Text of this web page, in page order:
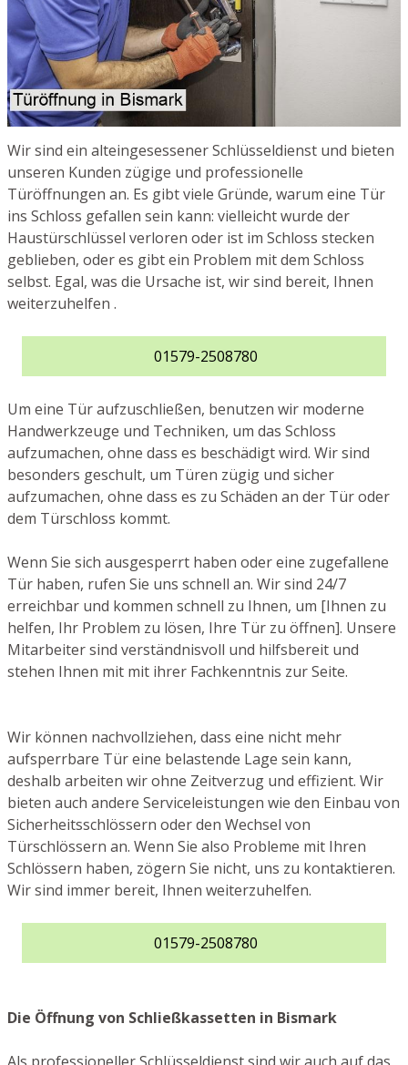
Wir sind ein alteingesessener Schlüsseldienst und bieten
unseren Kunden zügige und professionelle
Türöffnungen an. Es gibt viele Gründe, warum eine Tür
ins Schloss gefallen sein kann: vielleicht wurde der
Haustürschlüssel verloren oder ist im Schloss stecken
geblieben, oder es gibt ein Problem mit dem Schloss
selbst. Egal, was die Ursache ist, wir sind bereit, Ihnen
weiterzuhelfen .
01579-2508780
Um eine Tür aufzuschließen, benutzen wir moderne
Handwerkzeuge und Techniken, um das Schloss
aufzumachen, ohne dass es beschädigt wird. Wir sind
besonders geschult, um Türen zügig und sicher
aufzumachen, ohne dass es zu Schäden an der Tür oder
dem Türschloss kommt.
Wenn Sie sich ausgesperrt haben oder eine zugefallene
Tür haben, rufen Sie uns schnell an. Wir sind 24/7
erreichbar und kommen schnell zu Ihnen, um [Ihnen zu
helfen, Ihr Problem zu lösen, Ihre Tür zu öffnen]. Unsere
Mitarbeiter sind verständnisvoll und hilfsbereit und
stehen Ihnen mit mit ihrer Fachkenntnis zur Seite.
Wir können nachvollziehen, dass eine nicht mehr
aufsperrbare Tür eine belastende Lage sein kann,
deshalb arbeiten wir ohne Zeitverzug und effizient. Wir
bieten auch andere Serviceleistungen wie den Einbau von
Sicherheitsschlössern oder den Wechsel von
Türschlössern an. Wenn Sie also Probleme mit Ihren
Schlössern haben, zögern Sie nicht, uns zu kontaktieren.
Wir sind immer bereit, Ihnen weiterzuhelfen.
01579-2508780
Die Öffnung von Schließkassetten in Bismark